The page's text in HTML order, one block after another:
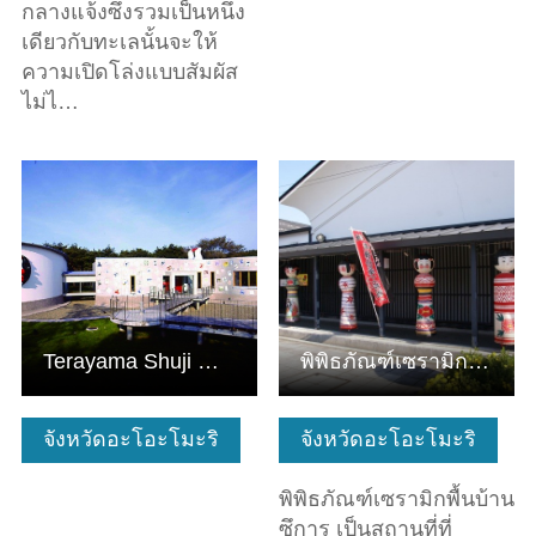
กลางแจ้งซึ่งรวมเป็นหนึ่ง
เดียวกับทะเลนั้นจะให้
ความเปิดโล่งแบบสัมผัส
ไม่ไ…
จังหวัดอะโอะโมะริ
ดูข้อมูลพื้นฐาน
Terayama Shuji Memorial
จังหวัดอะโอะโมะริ
พิพิธภัณฑ์เซรามิกพื้นบ้าน
ซึการุ เป็นสถานที่ที่
ดูข้อมูลพื้นฐาน
พิพิธภัณฑ์เซรามิกพื้นบ้านซึการุ